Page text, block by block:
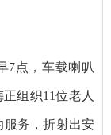
7点，车载喇叭
组织11位老人
服务，折射出安